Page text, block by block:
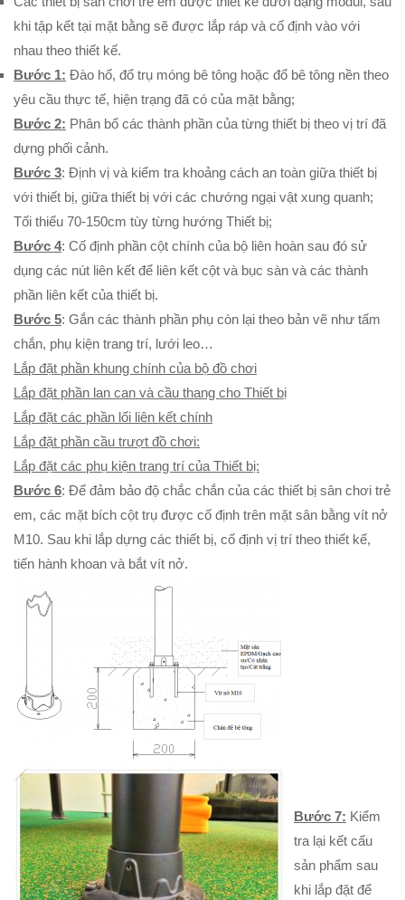
khi tập kết tại mặt bằng sẽ được lắp ráp và cố định vào với
nhau theo thiết kế.
Bước 1: Đào hố, đổ trụ móng bê tông hoặc đổ bê tông nền theo
yêu cầu thực tế, hiện trạng đã có của mặt bằng;
Bước 2: Phân bổ các thành phần của từng thiết bị theo vị trí đã
dựng phối cảnh.
Bước 3: Định vị và kiểm tra khoảng cách an toàn giữa thiết bị
với thiết bị, giữa thiết bị với các chướng ngại vật xung quanh;
Tối thiểu 70-150cm tùy từng hướng Thiết bị;
Bước 4: Cố định phần cột chính của bộ liên hoàn sau đó sử
dụng các nút liên kết để liên kết cột và bục sàn và các thành
phần liên kết của thiết bị.
Bước 5: Gắn các thành phần phụ còn lại theo bản vẽ như tấm
chắn, phụ kiện trang trí, lưới leo…
Lắp đặt phần khung chính của bộ đồ chơi
Lắp đặt phần lan can và cầu thang cho Thiết bị
Lắp đặt các phần lối liên kết chính
Lắp đặt phần cầu trượt đồ chơi:
Lắp đặt các phụ kiện trang trí của Thiết bị:
Bước 6: Để đảm bảo độ chắc chắn của các thiết bị sân chơi trẻ
em, các mặt bích cột trụ được cố định trên mặt sân bằng vít nở
M10. Sau khi lắp dựng các thiết bị, cố định vị trí theo thiết kế,
tiến hành khoan và bắt vít nở.
Bước 7: Kiểm
tra lại kết cấu
sản phẩm sau
khi lắp đặt để